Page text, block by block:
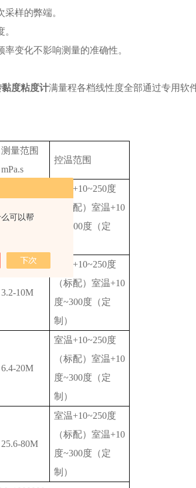
可以帮
样的弊端。
变化不影响测量的准确性。
黏度粘度计满量程各档线性度全部通过专用软
测量范围
mPa.s
控温范围
1-4.8M
室温+10~250度
（标配）室温+10
度~300度（定
3.2-10M
室温+10~250度
（标配）室温+10
度~300度（定
制）
6.4-20M
室温+10~250度
（标配）室温+10
度~300度（定
制）
25.6-80M
室温+10~250度
（标配）室温+10
度~300度（定
制）